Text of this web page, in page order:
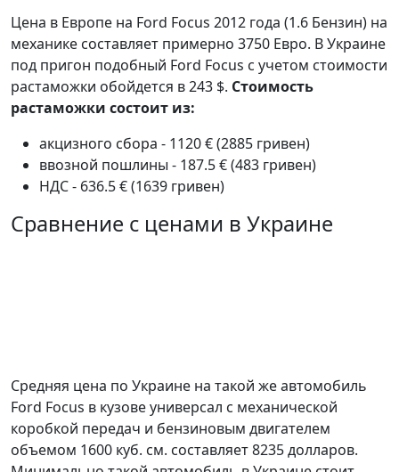
Цена в Европе на Ford Focus 2012 года (1.6 Бензин) на
механике составляет примерно 3750 Евро. В Украине
под пригон подобный Ford Focus с учетом стоимости
растаможки обойдется в 243 $. Стоимость
растаможки состоит из:
акцизного сбора - 1120 € (2885 гривен)
ввозной пошлины - 187.5 € (483 гривен)
НДС - 636.5 € (1639 гривен)
Сравнение с ценами в Украине
Средняя цена по Украине на такой же автомобиль
Ford Focus в кузове универсал c механической
коробкой передач и бензиновым двигателем
объемом 1600 куб. см. составляет 8235 долларов.